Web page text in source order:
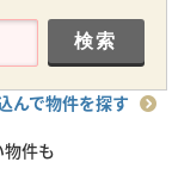
んで物件を探す
件も